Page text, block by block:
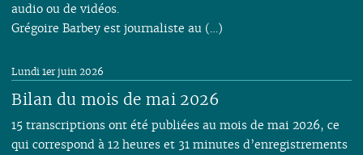
audio ou de vidéos.
Grégoire Barbey est journaliste au (…)
Bilan du mois de mai 2026
Lundi 1er juin 2026
15 transcriptions ont été publiées au mois de mai 2026, ce
qui correspond à 12 heures et 31 minutes d’enregistrements